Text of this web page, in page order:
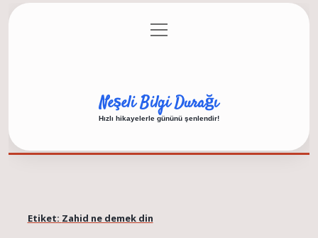
Gizlilik Politikası
menüyü
aç
Neşeli Bilgi Durağı
Hızlı hikayelerle gününü şenlendir!
Etiket: Zahid ne demek din